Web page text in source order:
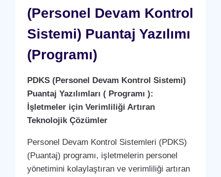
(Personel Devam Kontrol
Sistemi) Puantaj Yazılımı
(Programı)
PDKS (Personel Devam Kontrol Sistemi)
Puantaj Yazılımları ( Programı ):
İşletmeler için Verimliliği Artıran
Teknolojik Çözümler
Personel Devam Kontrol Sistemleri (PDKS)
(Puantaj) programı, işletmelerin personel
yönetimini kolaylaştıran ve verimliliği artıran